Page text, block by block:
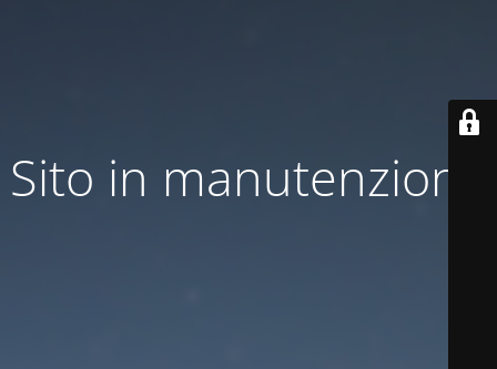
Sito in manutenzione